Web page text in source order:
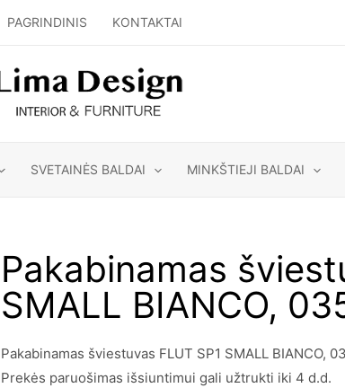
PAGRINDINIS KONTAKTAI
SVETAINĖS BALDAI MINKŠTIEJI BALDAI
Pakabinamas
SMALL BIANCO,
Pakabinamas šviestuvas FLUT SP1 SMALL BIANCO,
Prekės paruošimas išsiuntimui gali užtrukti iki 4 d.d.